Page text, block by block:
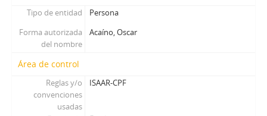
Tipo de entidad
Persona
Forma autorizada
del nombre
Acaíno, Oscar
Área de control
Reglas y/o
convenciones
usadas
ISAAR-CPF